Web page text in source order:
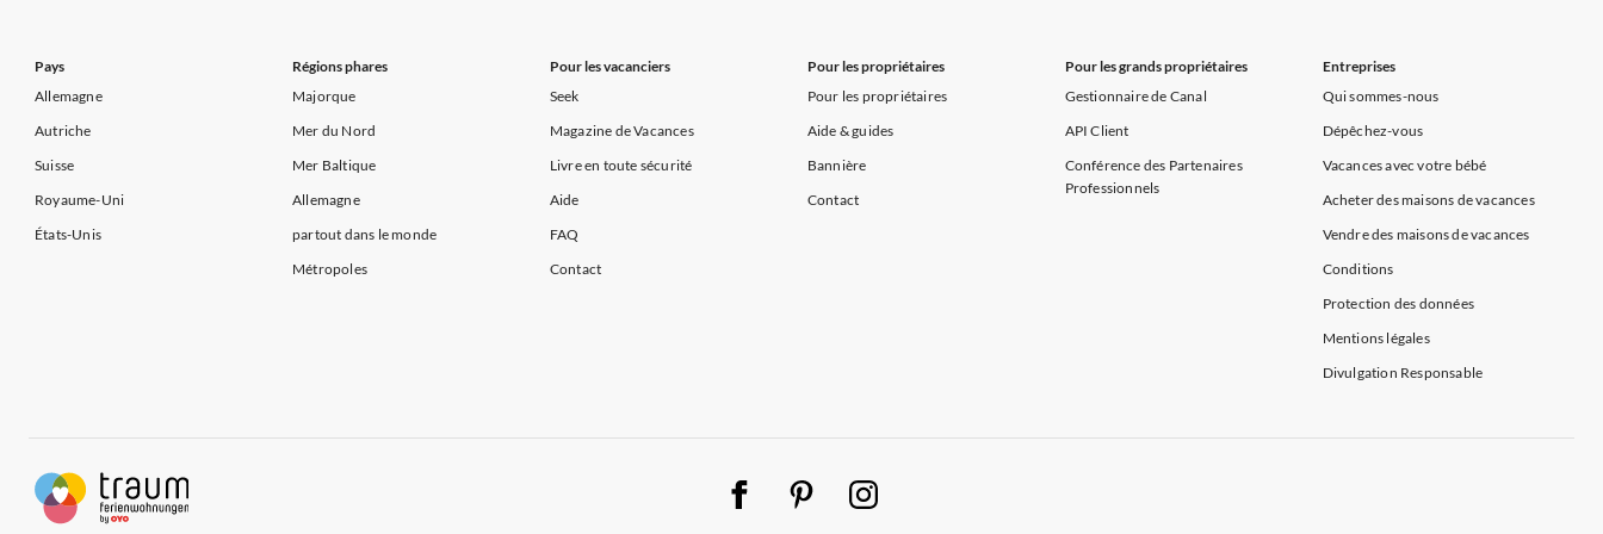
Pays
Allemagne
Autriche
Suisse
Royaume-Uni
États-Unis
Régions phares
Majorque
Mer du Nord
Mer Baltique
Allemagne
partout dans le monde
Métropoles
Pour les vacanciers
Seek
Magazine de Vacances
Livre en toute sécurité
Aide
FAQ
Contact
Pour les propriétaires
Pour les propriétaires
Aide & guides
Bannière
Contact
Pour les grands propriétaires
Gestionnaire de Canal
API Client
Conférence des Partenaires
Professionnels
Entreprises
Qui sommes-nous
Dépêchez-vous
Vacances avec votre bébé
Acheter des maisons de vacances
Vendre des maisons de vacances
Conditions
Protection des données
Mentions légales
Divulgation Responsable